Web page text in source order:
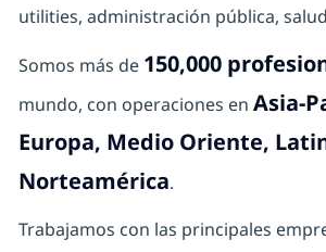
utilities, administración pública,
Somos más de 150,000
mundo, con operaciones en Asia-
Europa, Medio Oriente,
Norteamérica.
Trabajamos con las principales